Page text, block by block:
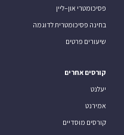
פסיכומטרי און–ליין
בחינה פסיכומטרית לדוגמה
שיעורים פרטים
קורסים אחרים
יעלנט
אמירנט
קורסים מוסדיים